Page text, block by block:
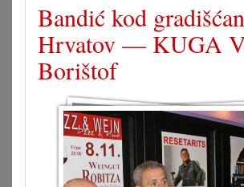
Bandić kod
Hrvatov — KUGA
Borištof